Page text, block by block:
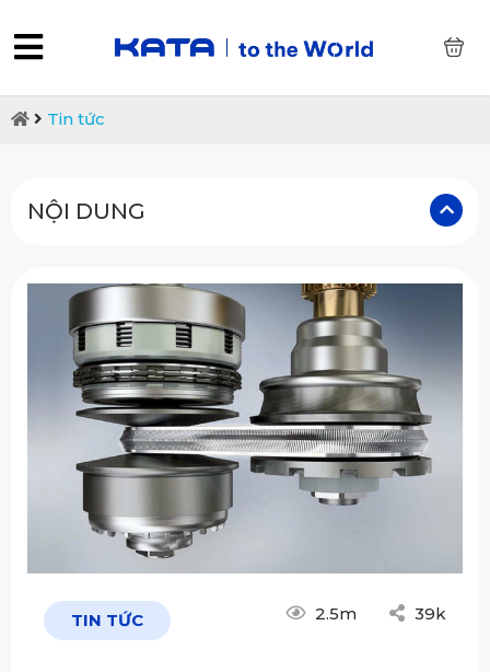
Tin tức
NỘI DUNG
TIN TỨC 2.5m 39k